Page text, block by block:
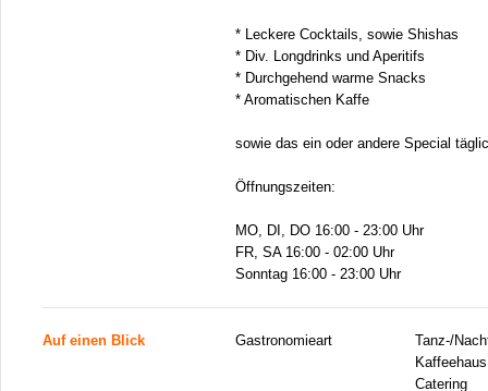
* Leckere Cocktails, sowie Shishas
* Div. Longdrinks und Aperitifs
* Durchgehend warme Snacks
* Aromatischen Kaffe
sowie das ein oder andere Special
Öffnungszeiten:
MO, DI, DO 16:00 - 23:00 Uhr
FR, SA 16:00 - 02:00 Uhr
Sonntag 16:00 - 23:00 Uhr
Auf einen Blick Gastronomieart
Tanz-/
Catering